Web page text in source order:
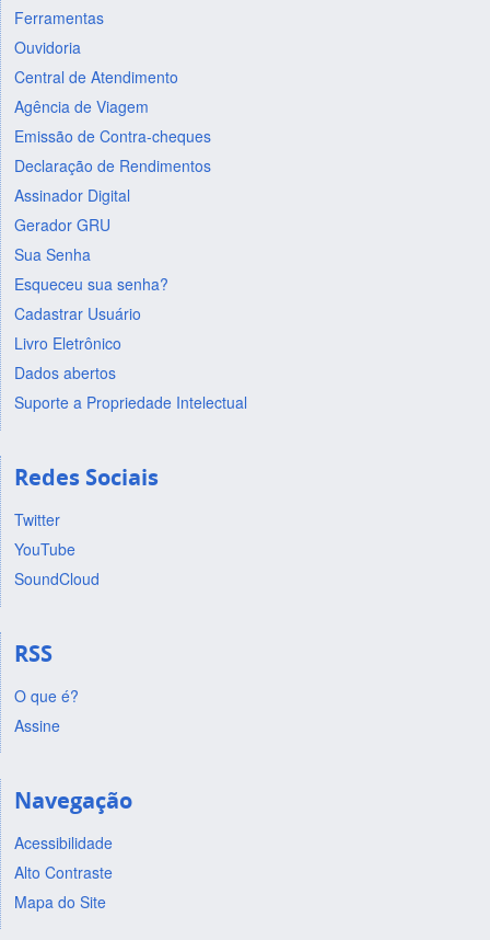
Ferramentas
Ouvidoria
Central de Atendimento
Agência de Viagem
Emissão de Contra-cheques
Declaração de Rendimentos
Assinador Digital
Gerador GRU
Sua Senha
Esqueceu sua senha?
Cadastrar Usuário
Livro Eletrônico
Dados abertos
Suporte a Propriedade Intelectual
Redes Sociais
Twitter
YouTube
SoundCloud
RSS
O que é?
Assine
Navegação
Acessibilidade
Alto Contraste
Mapa do Site